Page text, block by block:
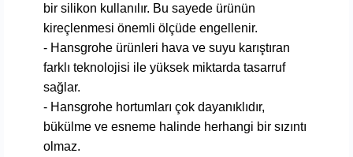
bir silikon kullanılır. Bu sayede ürünün
kireçlenmesi önemli ölçüde engellenir.
- Hansgrohe ürünleri hava ve suyu karıştıran
farklı teknolojisi ile yüksek miktarda tasarruf
sağlar.
- Hansgrohe hortumları çok dayanıklıdır,
bükülme ve esneme halinde herhangi bir sızıntı
olmaz.